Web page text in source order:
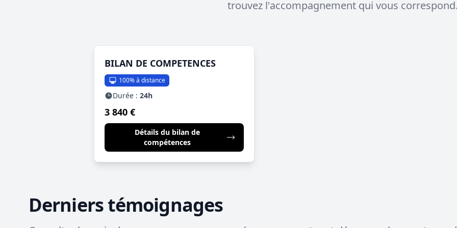
trouvez l'accompagnement qui vous
BILAN DE COMPETENCES
100% à distance
Durée : 24h
3 840 €
Détails du bilan de
compétences
Derniers témoignages